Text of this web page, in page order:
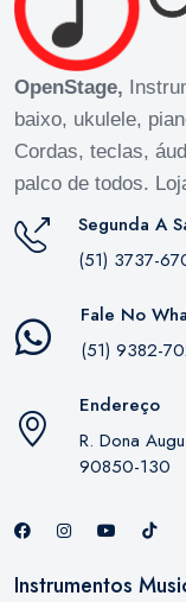
OpenStage,
baixo, ukulele,
Cordas, teclas,
palco de todos.
Segunda A
(51) 3737-
Fale No
(51) 9382-
Endereço
R. Dona
90850-130
Instrumentos